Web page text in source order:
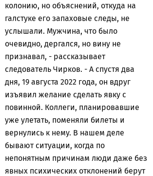
колонию, но объяснений, откуда на
галстуке его запаховые следы, не
услышали. Мужчина, что было
очевидно, дергался, но вину не
признавал, - рассказывает
следователь Чирков. - А спустя два
дня, 19 августа 2022 года, он вдруг
изъявил желание сделать явку с
повинной. Коллеги, планировавшие
уже улетать, поменяли билеты и
вернулись к нему. В нашем деле
бывают ситуации, когда по
непонятным причинам люди даже без
явных психических отклонений берут